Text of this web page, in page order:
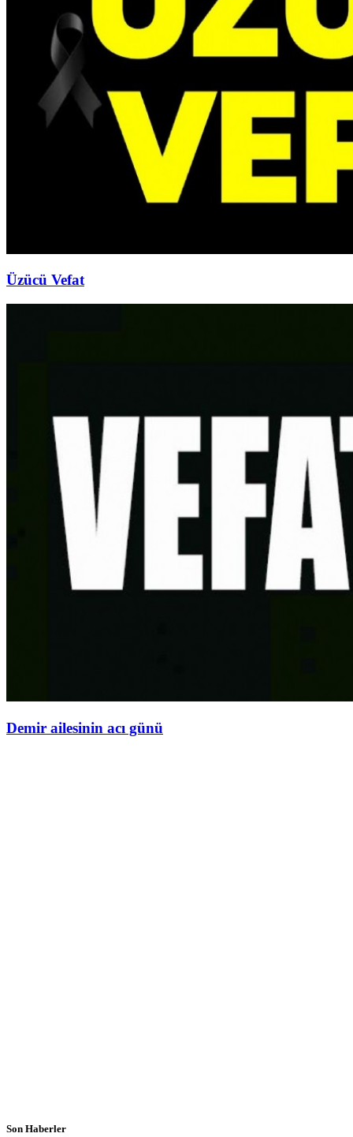
Üzücü Vefat
Demir ailesinin acı günü
Son Haberler